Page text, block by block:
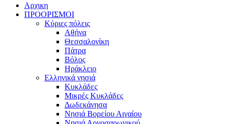
Αρχικη
ΠΡΟΟΡΙΣΜΟΙ
Κύριες πόλεις
Αθήνα
Θεσσαλονίκη
Πάτρα
Βόλος
Ηράκλειο
Ελληνικά νησιά
Κυκλάδες
Μικρές Κυκλάδες
Δωδεκάνησα
Νησιά Βορείου Αιγαίου